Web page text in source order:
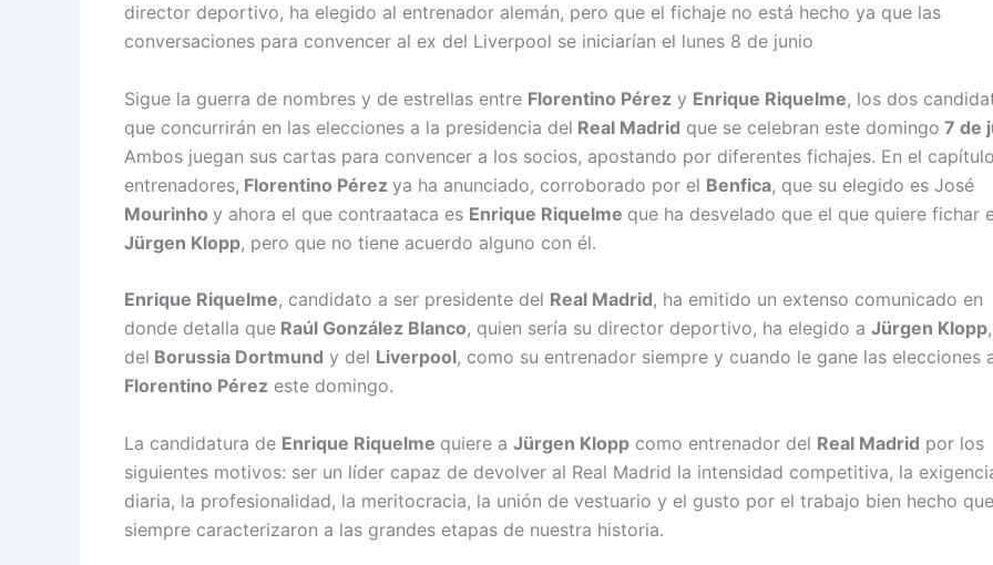
p
k
n
k
e
director deportivo, ha elegido al entrenador alemán, pero que el fichaje no está hecho ya que las
conversaciones para convencer al ex del Liverpool se iniciarían el lunes 8 de junio
Sigue la guerra de nombres y de estrellas entre Florentino Pérez y Enrique Riquelme, los dos
que concurrirán en las elecciones a la presidencia del Real Madrid que se celebran este domingo 7 de
Ambos juegan sus cartas para convencer a los socios, apostando por diferentes fichajes. En el
entrenadores, Florentino Pérez ya ha anunciado, corroborado por el Benfica, que su elegido es José
Mourinho y ahora el que contraataca es Enrique Riquelme que ha desvelado que el que quiere fichar
Jürgen Klopp, pero que no tiene acuerdo alguno con él.
Enrique Riquelme, candidato a ser presidente del Real Madrid, ha emitido un extenso comunicado en
donde detalla que Raúl González Blanco, quien sería su director deportivo, ha elegido a Jürgen Klopp
del Borussia Dortmund y del Liverpool, como su entrenador siempre y cuando le gane las elecciones
Florentino Pérez este domingo.
La candidatura de Enrique Riquelme quiere a Jürgen Klopp como entrenador del Real Madrid por los
siguientes motivos: ser un líder capaz de devolver al Real Madrid la intensidad competitiva, la
diaria, la profesionalidad, la meritocracia, la unión de vestuario y el gusto por el trabajo bien hecho que
siempre caracterizaron a las grandes etapas de nuestra historia.